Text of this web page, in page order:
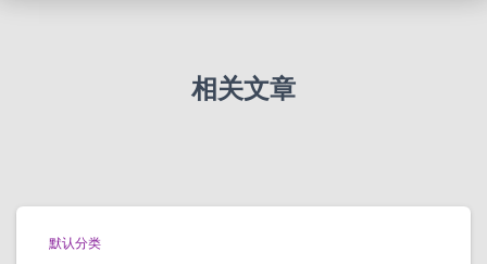
相关文章
默认分类